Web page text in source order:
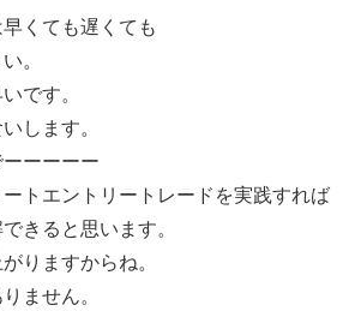
くても遅くても
。
です。
します。
ーーーー
トエントリートレードを実践すれば
きると思います。
りますからね。
ません。